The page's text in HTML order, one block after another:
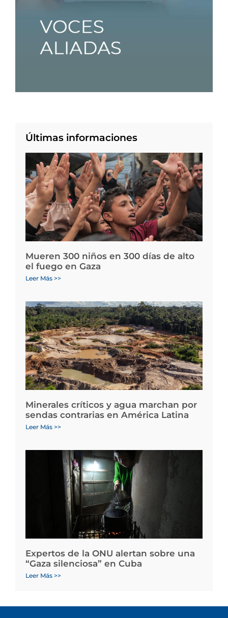
Últimas informaciones
Mueren 300 niños en 300 días de alto
el fuego en Gaza
Leer Más >>
Minerales críticos y agua marchan por
sendas contrarias en América Latina
Leer Más >>
Expertos de la ONU alertan sobre una
“Gaza silenciosa” en Cuba
Leer Más >>